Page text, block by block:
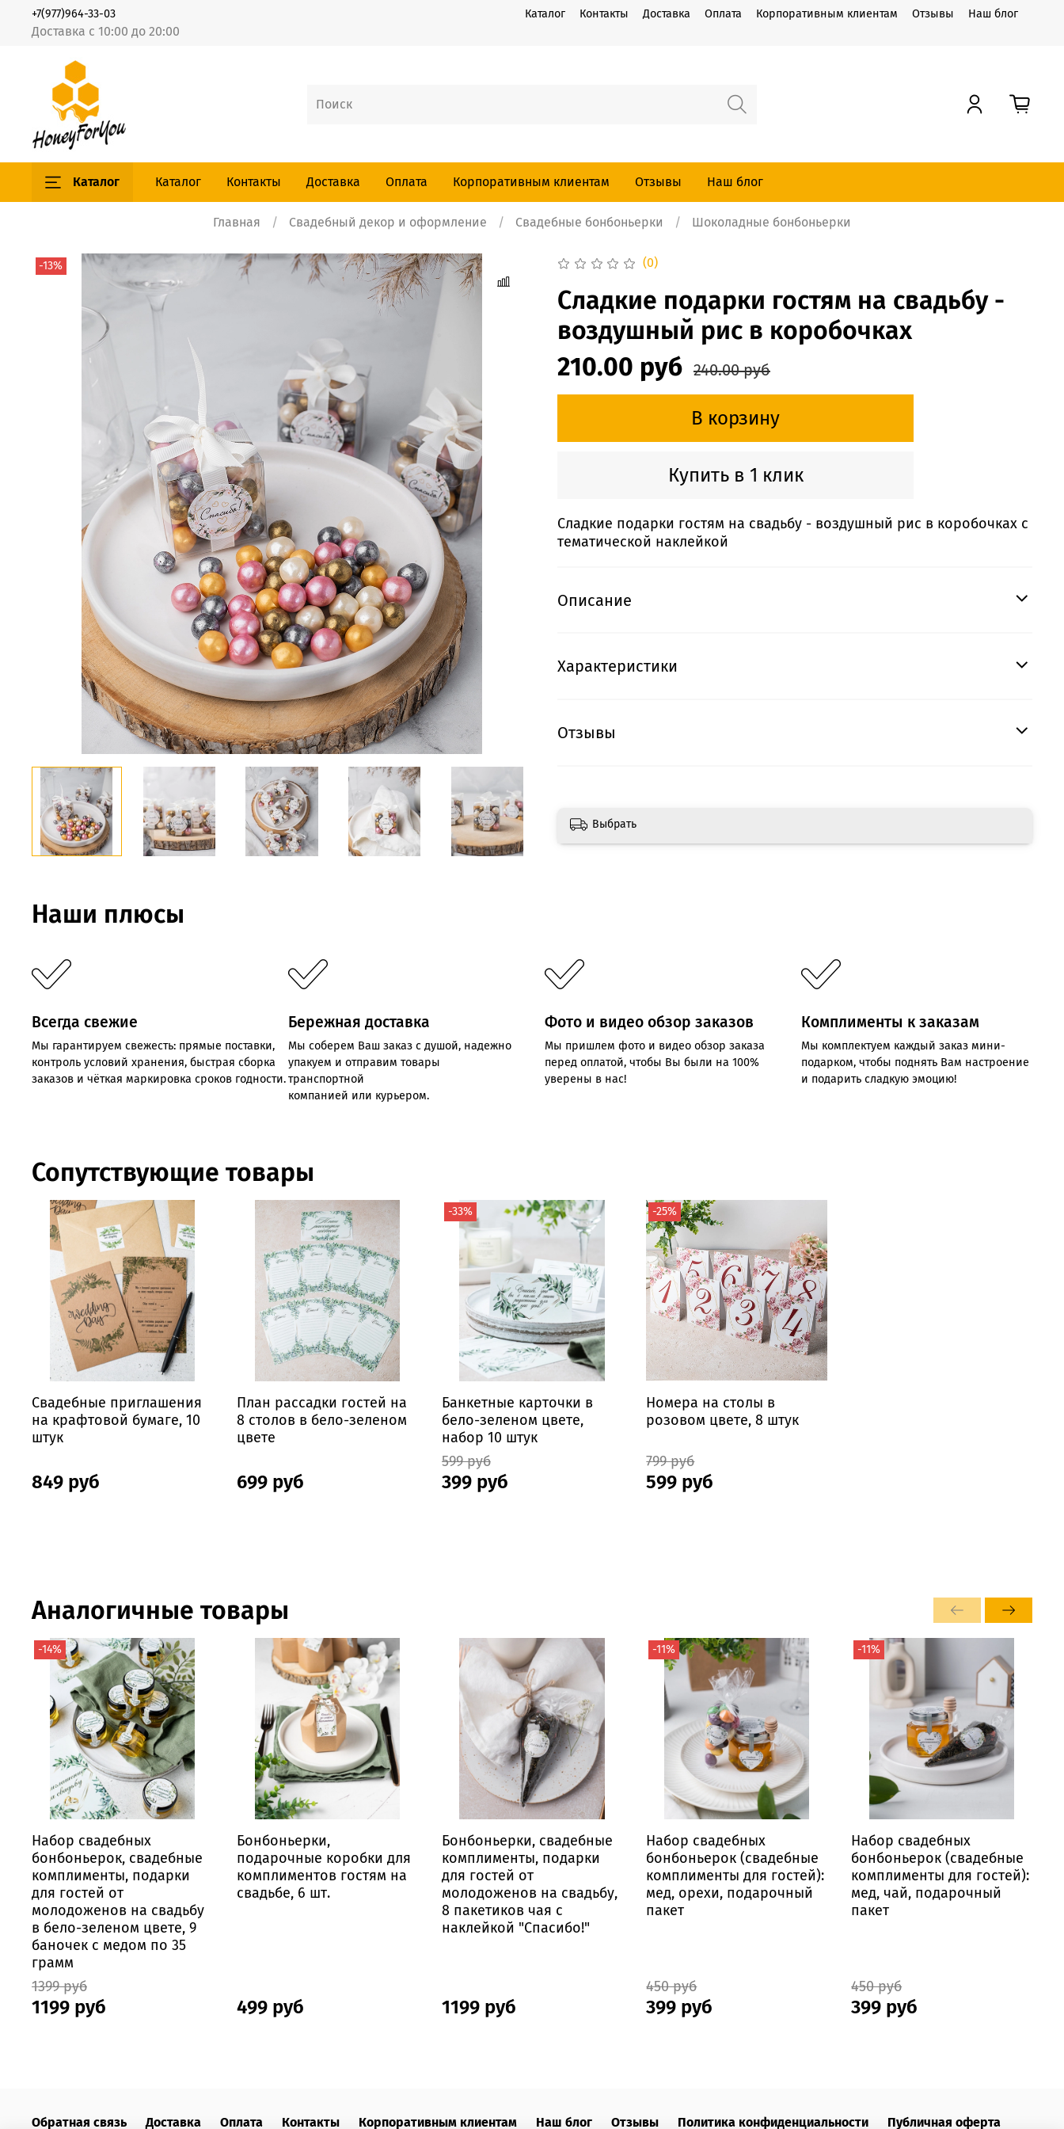
Каталог Контакты Доставка Оплата Корпоративным клиентам Отзывы Наш блог
Доставка с 10:00 до 20:00
+7(977)964-33-03
Каталог Каталог Контакты Доставка Оплата Корпоративным клиентам Отзывы Наш блог
Главная Свадебный декор и оформление Свадебные бонбоньерки Шоколадные бонбоньерки
-13% (0)
Сладкие подарки гостям на свадьбу -
воздушный рис в коробочках
210.00 руб 240.00 руб
В корзину
Купить в 1 клик
Сладкие подарки гостям на свадьбу - воздушный рис в коробочках с
тематической наклейкой
Описание
Характеристики
Отзывы
Выбрать
Наши плюсы
Всегда свежие
Мы гарантируем свежесть: прямые поставки,
контроль условий хранения, быстрая сборка
заказов и чёткая маркировка сроков годности.
Бережная доставка
Мы соберем Ваш заказ с душой, надежно
упакуем и отправим товары
транспортной
компанией или курьером.
Фото и видео обзор заказов
Мы пришлем фото и видео обзор заказа
перед оплатой, чтобы Вы были на 100%
уверены в нас!
Комплименты к заказам
Мы комплектуем каждый заказ мини-
подарком, чтобы поднять Вам настроение
и подарить сладкую эмоцию!
Сопутствующие товары
Свадебные приглашения
на крафтовой бумаге, 10
штук
849 руб
План рассадки гостей на
8 столов в бело-зеленом
цвете
699 руб
-33%
Банкетные карточки в
бело-зеленом цвете,
набор 10 штук
599 руб
399 руб
-25%
Номера на столы в
розовом цвете, 8 штук
799 руб
599 руб
Аналогичные товары
-14%
Набор свадебных
бонбоньерок, свадебные
комплименты, подарки
для гостей от
молодоженов на свадьбу
в бело-зеленом цвете, 9
баночек с медом по 35
грамм
1399 руб
1199 руб
Бонбоньерки,
подарочные коробки для
комплиментов гостям на
свадьбе, 6 шт.
499 руб
Бонбоньерки, свадебные
комплименты, подарки
для гостей от
молодоженов на свадьбу,
8 пакетиков чая с
наклейкой "Спасибо!"
1199 руб
-11%
Набор свадебных
бонбоньерок (свадебные
комплименты для гостей):
мед, орехи, подарочный
пакет
450 руб
399 руб
-11%
Набор свадебных
бонбоньерок (свадебные
комплименты для гостей):
мед, чай, подарочный
пакет
450 руб
399 руб
Обратная связь Доставка Оплата Контакты Корпоративным клиентам Наш блог Отзывы Политика конфиденциальности Публичная оферта